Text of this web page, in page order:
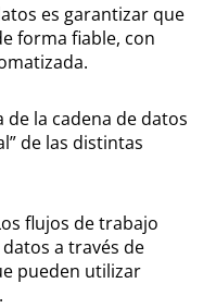
es garantizar que
forma fiable, con
de la cadena de datos
de las distintas
flujos de trabajo
a través de
pueden utilizar